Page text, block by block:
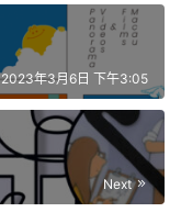
2023年3月6日 下午3:05
Next